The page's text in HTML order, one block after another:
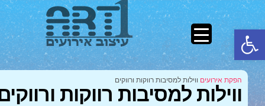
פתח סרגל נגישות
הפקת אירועים ווילות למסיבות רווקות ורווקים
ווילות למסיבות רווקות